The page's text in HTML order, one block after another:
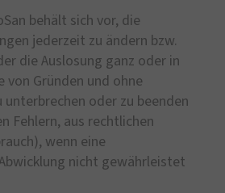
behält sich vor, die
jederzeit zu ändern bzw.
die Auslosung ganz oder in
von Gründen und ohne
oder zu beenden
Fehlern, aus rechtlichen
wenn eine
nicht gewährleistet